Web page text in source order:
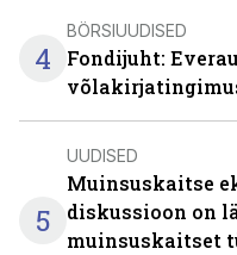
4
BÖRSIUUDISED
Fondijuht:
5
UUDISED
Muinsuskaitse
diskussioon on
muinsuskaitset